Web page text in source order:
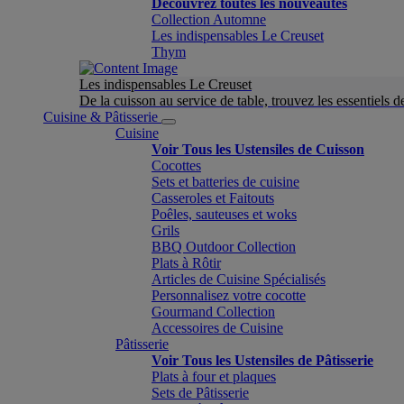
Découvrez toutes les nouveautés
Collection Automne
Les indispensables Le Creuset
Thym
Les indispensables Le Creuset
De la cuisson au service de table, trouvez les essentiels
Cuisine & Pâtisserie
Cuisine
Voir Tous les Ustensiles de Cuisson
Cocottes
Sets et batteries de cuisine
Casseroles et Faitouts
Poêles, sauteuses et woks
Grils
BBQ Outdoor Collection
Plats à Rôtir
Articles de Cuisine Spécialisés
Personnalisez votre cocotte
Gourmand Collection
Accessoires de Cuisine
Pâtisserie
Voir Tous les Ustensiles de Pâtisserie
Plats à four et plaques
Sets de Pâtisserie